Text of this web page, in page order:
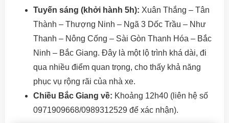
Tuyến sáng (khởi hành 5h): Xuân Thắng – Tân
Thành – Thượng Ninh – Ngã 3 Dốc Trầu – Như
Thanh – Nông Cống – Sài Gòn Thanh Hóa – Bắc
Ninh – Bắc Giang. Đây là một lộ trình khá dài, đi
qua nhiều điểm quan trọng, cho thấy khả năng
phục vụ rộng rãi của nhà xe.
Chiều Bắc Giang về: Khoảng 12h40 (liên hệ số
0971909668/0989312529 để xác nhận).